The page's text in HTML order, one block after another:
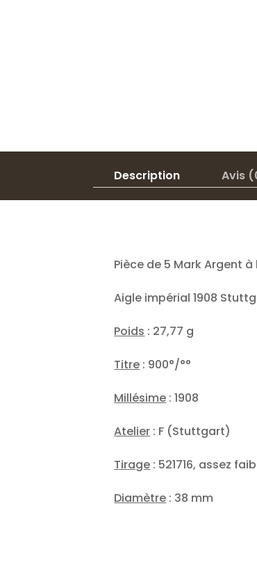
Description Avis
Pièce de 5 Mark Argent à
Aigle impérial 1908
Poids : 27,77 g
Titre : 900°/°°
Millésime : 1908
Atelier : F (Stuttgart)
Tirage : 521716, assez
Diamètre : 38 mm